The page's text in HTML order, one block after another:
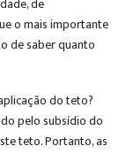
o mais importante
de saber quanto
do teto?
pelo subsídio do
teto. Portanto, as